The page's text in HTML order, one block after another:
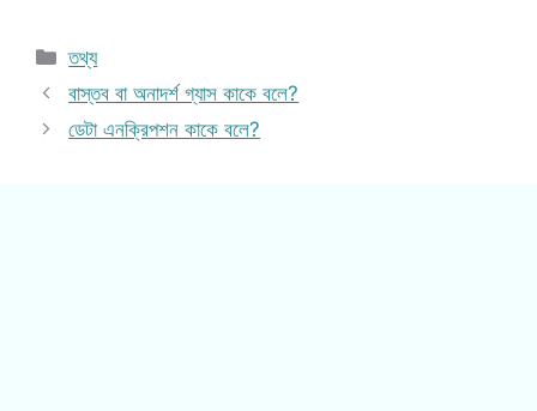
Categories
তথ্য
বাস্তব বা অনাদর্শ গ্যাস কাকে বলে?
ডেটা এনক্রিপশন কাকে বলে?